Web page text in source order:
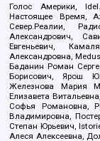
Голос Америки,
Настоящее Время,
Север.Реалии,
Александрович,
Евгеньевич,
Александровна,
Баданин Роман
Борисович, Ярош
Железнова Мария
Елизавета
Софья Романовна,
Владимировна,
Степан Юрьевич,
Алеся Алексеевна,